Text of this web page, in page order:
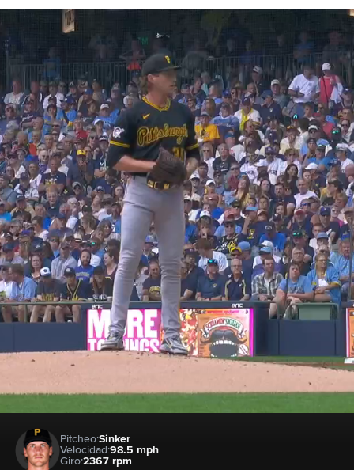
Pitcheo:Sinker
Velocidad:98.5 mph
Giro:2367 rpm